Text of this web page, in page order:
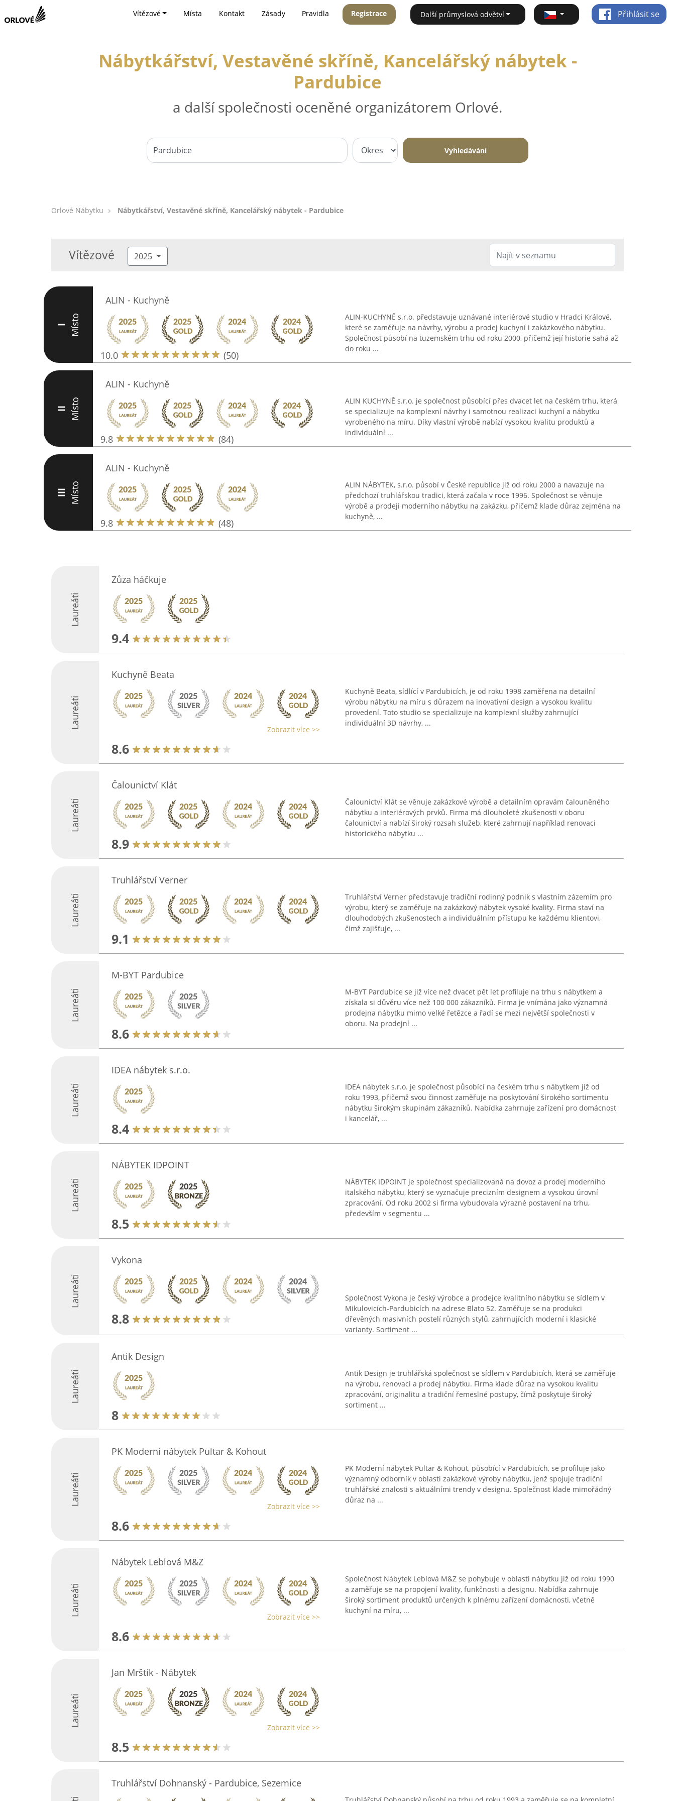
Vítězové Místa Kontakt Zásady Pravidla Registrace Další průmyslová odvětví Přihlásit se
Nábytkářství, Vestavěné skříně, Kancelářský nábytek -
Pardubice
a další společnosti oceněné organizátorem Orlové.
Vyhledávání
Orlové Nábytku Nábytkářství, Vestavěné skříně, Kancelářský nábytek - Pardubice
Vítězové 2025
I Místo
ALIN - Kuchyně
10.0 (50)
ALIN-KUCHYNĚ s.r.o. představuje uznávané interiérové studio v Hradci Králové,
které se zaměřuje na návrhy, výrobu a prodej kuchyní i zakázkového nábytku.
Společnost působí na tuzemském trhu od roku 2000, přičemž její historie sahá až
do roku ...
II Místo
ALIN - Kuchyně
9.8 (84)
ALIN KUCHYNĚ s.r.o. je společnost působící přes dvacet let na českém trhu, která
se specializuje na komplexní návrhy i samotnou realizaci kuchyní a nábytku
vyrobeného na míru. Díky vlastní výrobě nabízí vysokou kvalitu produktů a
individuální ...
III Místo
ALIN - Kuchyně
9.8 (48)
ALIN NÁBYTEK, s.r.o. působí v České republice již od roku 2000 a navazuje na
předchozí truhlářskou tradici, která začala v roce 1996. Společnost se věnuje
výrobě a prodeji moderního nábytku na zakázku, přičemž klade důraz zejména na
kuchyně, ...
Laureáti
Zůza háčkuje
9.4
Laureáti
Kuchyně Beata
Zobrazit více >>
8.6
Kuchyně Beata, sídlící v Pardubicích, je od roku 1998 zaměřena na detailní
výrobu nábytku na míru s důrazem na inovativní design a vysokou kvalitu
provedení. Toto studio se specializuje na komplexní služby zahrnující
individuální 3D návrhy, ...
Laureáti
Čalounictví Klát
8.9
Čalounictví Klát se věnuje zakázkové výrobě a detailním opravám čalouněného
nábytku a interiérových prvků. Firma má dlouholeté zkušenosti v oboru
čalounictví a nabízí široký rozsah služeb, které zahrnují například renovaci
historického nábytku ...
Laureáti
Truhlářství Verner
9.1
Truhlářství Verner představuje tradiční rodinný podnik s vlastním zázemím pro
výrobu, který se zaměřuje na zakázkový nábytek vysoké kvality. Firma staví na
dlouhodobých zkušenostech a individuálním přístupu ke každému klientovi,
čímž zajišťuje, ...
Laureáti
M-BYT Pardubice
8.6
M-BYT Pardubice se již více než dvacet pět let profiluje na trhu s nábytkem a
získala si důvěru více než 100 000 zákazníků. Firma je vnímána jako významná
prodejna nábytku mimo velké řetězce a řadí se mezi největší společnosti v
oboru. Na prodejní ...
Laureáti
IDEA nábytek s.r.o.
8.4
IDEA nábytek s.r.o. je společnost působící na českém trhu s nábytkem již od
roku 1993, přičemž svou činnost zaměřuje na poskytování širokého sortimentu
nábytku širokým skupinám zákazníků. Nabídka zahrnuje zařízení pro domácnost
i kancelář, ...
Laureáti
NÁBYTEK IDPOINT
8.5
NÁBYTEK IDPOINT je společnost specializovaná na dovoz a prodej moderního
italského nábytku, který se vyznačuje precizním designem a vysokou úrovní
zpracování. Od roku 2002 si firma vybudovala výrazné postavení na trhu,
především v segmentu ...
Laureáti
Vykona
8.8
Společnost Vykona je český výrobce a prodejce kvalitního nábytku se sídlem v
Mikulovicích-Pardubicích na adrese Blato 52. Zaměřuje se na produkci
dřevěných masivních postelí různých stylů, zahrnujících moderní i klasické
varianty. Sortiment ...
Laureáti
Antik Design
8
Antik Design je truhlářská společnost se sídlem v Pardubicích, která se zaměřuje
na výrobu, renovaci a prodej nábytku. Firma klade důraz na vysokou kvalitu
zpracování, originalitu a tradiční řemeslné postupy, čímž poskytuje široký
sortiment ...
Laureáti
PK Moderní nábytek Pultar & Kohout
Zobrazit více >>
8.6
PK Moderní nábytek Pultar & Kohout, působící v Pardubicích, se profiluje jako
významný odborník v oblasti zakázkové výroby nábytku, jenž spojuje tradiční
truhlářské znalosti s aktuálními trendy v designu. Společnost klade mimořádný
důraz na ...
Laureáti
Nábytek Leblová M&Z
Zobrazit více >>
8.6
Společnost Nábytek Leblová M&Z se pohybuje v oblasti nábytku již od roku 1990
a zaměřuje se na propojení kvality, funkčnosti a designu. Nabídka zahrnuje
široký sortiment produktů určených k plnému zařízení domácnosti, včetně
kuchyní na míru, ...
Laureáti
Jan Mrštík - Nábytek
Zobrazit více >>
8.5
Truhlářství Dohnanský - Pardubice, Sezemice